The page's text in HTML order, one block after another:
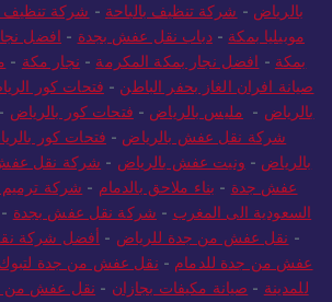
بالرياض - شركة تنظيف بالباحة - شركة تنظيف
موبيليا بمكة -دباب نقل عفش بجدة - افضل
بمكة - افضل نجار بمكة المكرمة - نجار مكة -
صيانة افران الغاز بحفر الباطن - فتحات كور
بالرياض - مليس بالرياض - فتحات كور بالرياض -
شركة نقل عفش بالرياض - فتحات كور
بالرياض - ونيت عفش بالرياض - شركة نقل
عفش جدة - بناء ملاحق بالدمام - شركة ترميم
السعودية الى المغرب - شركة نقل عفش بجدة -
- نقل عفش من جدة للرياض - أفضل شركة
عفش من جدة للدمام - نقل عفش من جدة لتبوك
للمدينة - صيانة مكيفات بجازان - نقل عفش من